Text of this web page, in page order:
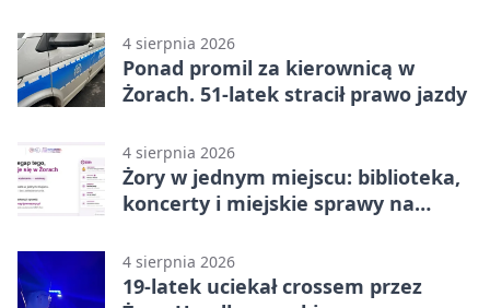
4 sierpnia 2026
Ponad promil za kierownicą w
Żorach. 51-latek stracił prawo jazdy
4 sierpnia 2026
Żory w jednym miejscu: biblioteka,
koncerty i miejskie sprawy na
4 sierpnia 2026
19-latek uciekał crossem przez